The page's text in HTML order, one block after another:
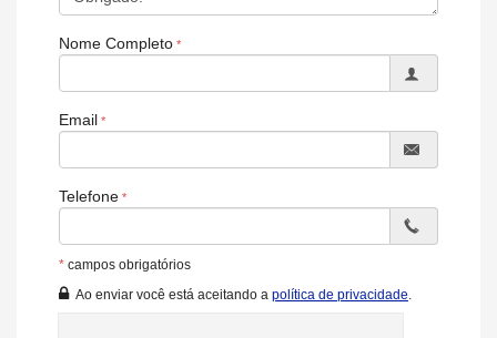
Espaço Gourmet
Sala de TV
Decorado
Móveis Planejados
Piscina
Espaço Fitness
Portaria 24h
Brinquedoteca
Piscina Infantil
Nome Completo
Email
Telefone
* campos obrigatórios
Ao enviar você está aceitando a política de privacidade